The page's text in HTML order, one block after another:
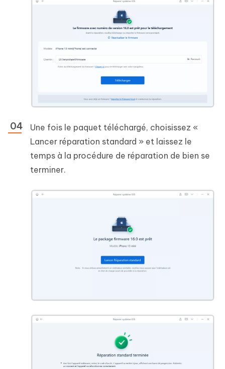
Une fois le paquet téléchargé, choisissez «
Lancer réparation standard » et laissez le
temps à la procédure de réparation de bien se
terminer.